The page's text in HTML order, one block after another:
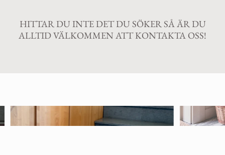
HITTAR DU INTE DET DU SÖKER SÅ ÄR DU
ALLTID VÄLKOMMEN ATT KONTAKTA OSS!